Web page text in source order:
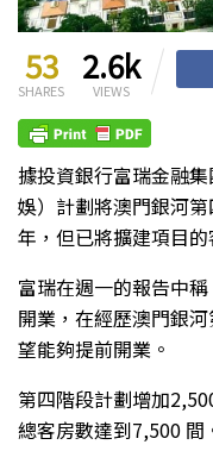
53
SHARES
2.6k
VIEWS
據投資銀行富瑞金融
娛）計劃將澳門銀河
年，但已將擴建項目
富瑞在週一的報告中
開業，在經歷澳門銀
望能夠提前開業。
第四階段計劃增加
總客房數達到7,500 間